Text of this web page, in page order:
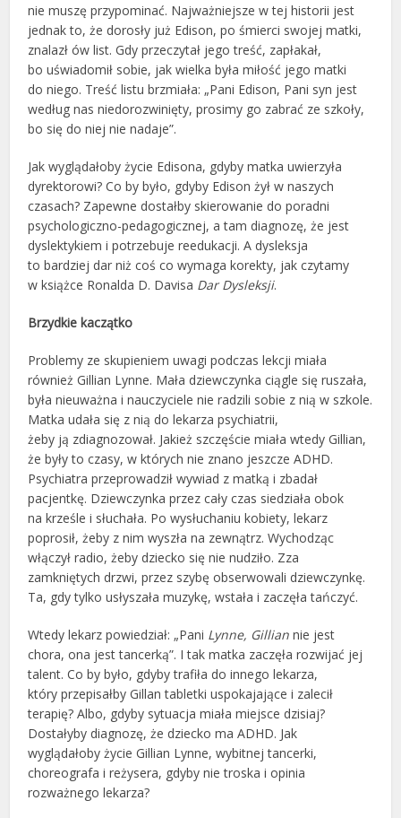
nie muszę przypominać. Najważniejsze w tej historii jest
jednak to, że dorosły już Edison, po śmierci swojej matki,
znalazł ów list. Gdy przeczytał jego treść, zapłakał,
bo uświadomił sobie, jak wielka była miłość jego matki
do niego. Treść listu brzmiała: „Pani Edison, Pani syn jest
według nas niedorozwinięty, prosimy go zabrać ze szkoły,
bo się do niej nie nadaje”.
Jak wyglądałoby życie Edisona, gdyby matka uwierzyła
dyrektorowi? Co by było, gdyby Edison żył w naszych
czasach? Zapewne dostałby skierowanie do poradni
psychologiczno-pedagogicznej, a tam diagnozę, że jest
dyslektykiem i potrzebuje reedukacji. A dysleksja
to bardziej dar niż coś co wymaga korekty, jak czytamy
w książce Ronalda D. Davisa Dar Dysleksji.
Brzydkie kaczątko
Problemy ze skupieniem uwagi podczas lekcji miała
również Gillian Lynne. Mała dziewczynka ciągle się ruszała,
była nieuważna i nauczyciele nie radzili sobie z nią w szkole.
Matka udała się z nią do lekarza psychiatrii,
żeby ją zdiagnozował. Jakież szczęście miała wtedy Gillian,
że były to czasy, w których nie znano jeszcze ADHD.
Psychiatra przeprowadził wywiad z matką i zbadał
pacjentkę. Dziewczynka przez cały czas siedziała obok
na krześle i słuchała. Po wysłuchaniu kobiety, lekarz
poprosił, żeby z nim wyszła na zewnątrz. Wychodząc
włączył radio, żeby dziecko się nie nudziło. Zza
zamkniętych drzwi, przez szybę obserwowali dziewczynkę.
Ta, gdy tylko usłyszała muzykę, wstała i zaczęła tańczyć.
Wtedy lekarz powiedział: „Pani Lynne, Gillian nie jest
chora, ona jest tancerką”. I tak matka zaczęła rozwijać jej
talent. Co by było, gdyby trafiła do innego lekarza,
który przepisałby Gillan tabletki uspokajające i zalecił
terapię? Albo, gdyby sytuacja miała miejsce dzisiaj?
Dostałyby diagnozę, że dziecko ma ADHD. Jak
wyglądałoby życie Gillian Lynne, wybitnej tancerki,
choreografa i reżysera, gdyby nie troska i opinia
rozważnego lekarza?